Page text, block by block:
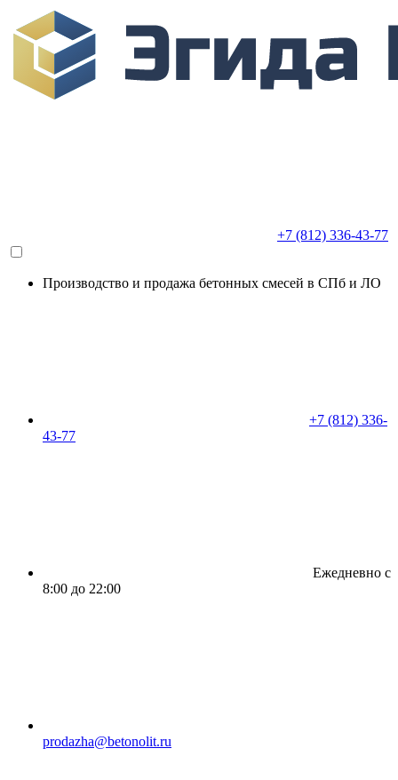
+7 (812) 336-43-77
Производство и продажа бетонных смесей в СПб и ЛО
+7 (812) 336-
43-77
Ежедневно с
8:00 до 22:00
prodazha@betonolit.ru